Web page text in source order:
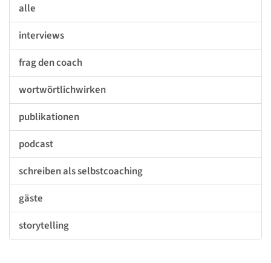
alle
interviews
frag den coach
wortwörtlichwirken
publikationen
podcast
schreiben als selbstcoaching
gäste
storytelling